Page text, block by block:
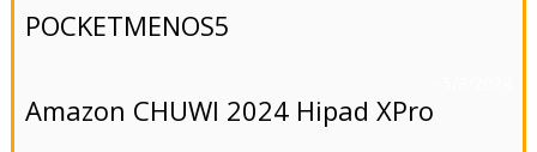
POCKETMENOS5
Amazon CHUWI 2024 Hipad XPro